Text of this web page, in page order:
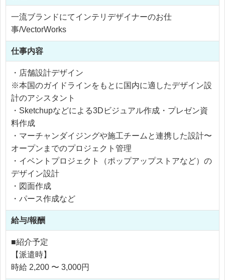
一流ブランドにてインテリデザイナーのお仕
事/VectorWorks
仕事内容
・店舗設計デザイン
※本国のガイドラインをもとに国内に適したデザイン設
計のアシスタント
・Sketchupなどによる3Dビジュアル作成・プレゼン資
料作成
・マーチャンダイジングや施工チームと連携した設計〜
オープンまでのプロジェクト管理
・イベントプロジェクト（ポップアップストアなど）の
デザイン設計
・図面作成
・パース作成など
給与/報酬
■紹介予定
【派遣時】
時給 2,200 〜 3,000円